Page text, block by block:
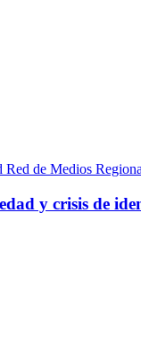
Red de Medios
y crisis de